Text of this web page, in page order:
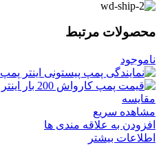
محصولات مرتبط
ناموجود
مقایسه
مشاهده سریع
افزودن به علاقه مندی ها
اطلاعات بیشتر